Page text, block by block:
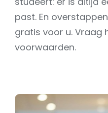
past. En
gratis voor u. Vraag
voorwaarden.